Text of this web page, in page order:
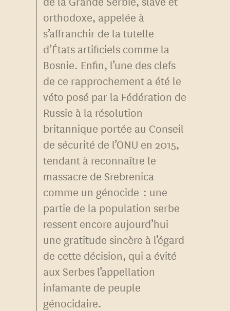
orthodoxe, appelée à
s’affranchir de la tutelle
d’États artificiels comme la
Bosnie. Enfin, l’une des clefs
de ce rapprochement a été le
véto posé par la Fédération de
Russie à la résolution
britannique portée au Conseil
de sécurité de l’ONU en 2015,
tendant à reconnaître le
massacre de Srebrenica
comme un génocide : une
partie de la population serbe
ressent encore aujourd’hui
une gratitude sincère à l’égard
de cette décision, qui a évité
aux Serbes l’appellation
infamante de peuple
génocidaire.